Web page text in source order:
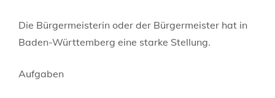
Die Bürgermeisterin oder der Bürgermeister hat in
Baden-Württemberg eine starke Stellung.
Aufgaben